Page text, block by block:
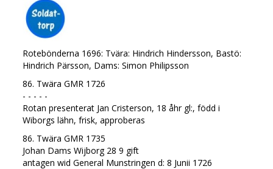
Rotebönderna 1696: Tvära: Hindrich Hindersson, Bastö:
Hindrich Pärsson, Dams: Simon Philipsson
86. Twära GMR 1726
- - - - -
Rotan presenterat Jan Cristerson, 18 åhr gl:, född i
Wiborgs lähn, frisk, approberas
86. Twära GMR 1735
Johan Dams Wijborg 28 9 gift
antagen wid General Munstringen d: 8 Junii 1726